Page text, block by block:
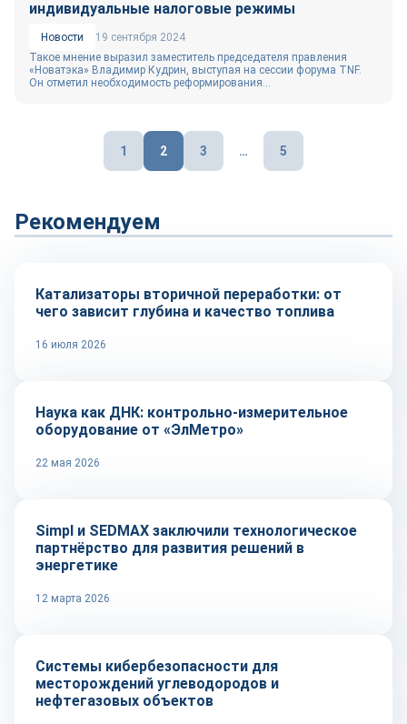
индивидуальные налоговые режимы
Новости
19 сентября 2024
Такое мнение выразил заместитель председателя правления
«Новатэка» Владимир Кудрин, выступая на сессии форума TNF.
Он отметил необходимость реформирования...
1 2 3 … 5
Рекомендуем
Тренды
Катализаторы вторичной переработки: от
чего зависит глубина и качество топлива
16 июля 2026
Репортаж
Наука как ДНК: контрольно-измерительное
оборудование от «ЭлМетро»
22 мая 2026
Технологии
Simpl и SEDMAX заключили технологическое
партнёрство для развития решений в
энергетике
12 марта 2026
Технологии
Системы кибербезопасности для
месторождений углеводородов и
нефтегазовых объектов